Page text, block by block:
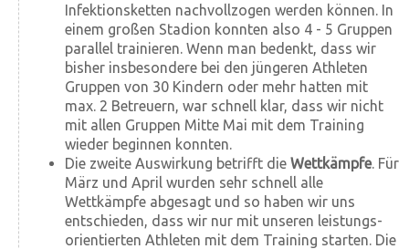
Infektions­ketten nach­voll­zogen werden können. In
einem großen Stadion konnten also 4 - 5 Gruppen
parallel trainieren. Wenn man bedenkt, dass wir
bisher insbesondere bei den jüngeren Athleten
Gruppen von 30 Kindern oder mehr hatten mit
max. 2 Betreuern, war schnell klar, dass wir nicht
mit allen Gruppen Mitte Mai mit dem Training
wieder beginnen konnten.
Die zweite Auswirkung betrifft die Wettkämpfe. Für
März und April wurden sehr schnell alle
Wettkämpfe abgesagt und so haben wir uns
entschieden, dass wir nur mit unseren leistungs­
orientierten Athleten mit dem Training starten. Die